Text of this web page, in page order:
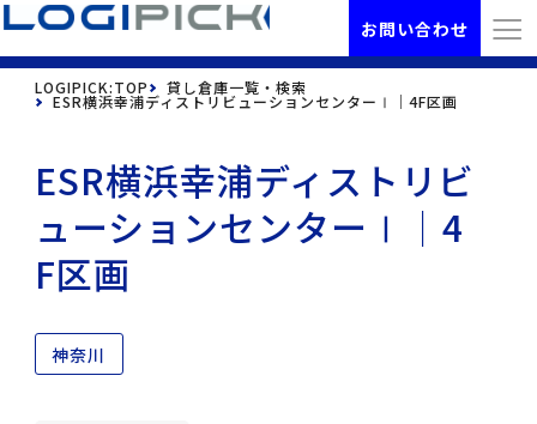
お問い合わせ
LOGIPICK:TOP 貸し倉庫一覧・検索
ESR横浜幸浦ディストリビューションセンターⅠ｜4F区画
ESR横浜幸浦ディストリビ
ューションセンターⅠ｜4
F区画
神奈川